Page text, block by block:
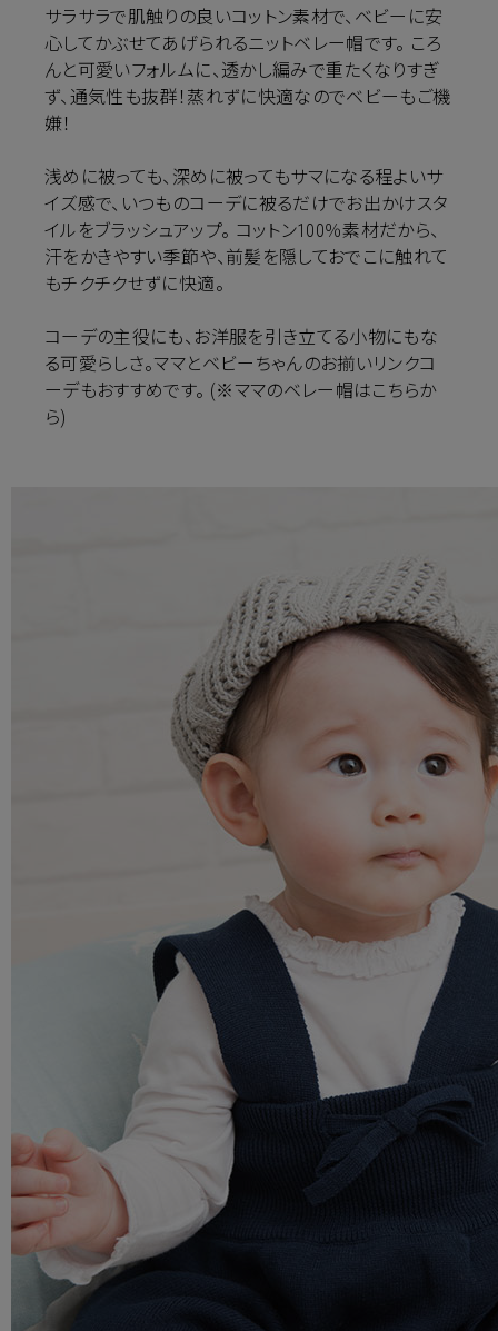
サラサラで肌触りの良いコットン素材で、ベビーに安
心してかぶせてあげられるニットベレー帽です。 ころ
んと可愛いフォルムに、透かし編みで重たくなりすぎ
ず、通気性も抜群！蒸れずに快適なのでベビーもご機
嫌！
浅めに被っても、深めに被ってもサマになる程よいサ
イズ感で、いつものコーデに被るだけでお出かけスタ
イルをブラッシュアップ。 コットン100％素材だから、
汗をかきやすい季節や、前髪を隠しておでこに触れて
もチクチクせずに快適。
コーデの主役にも、お洋服を引き立てる小物にもな
る可愛らしさ。ママとベビーちゃんのお揃いリンクコ
ーデもおすすめです。 (※ママのベレー帽はこちらか
ら)